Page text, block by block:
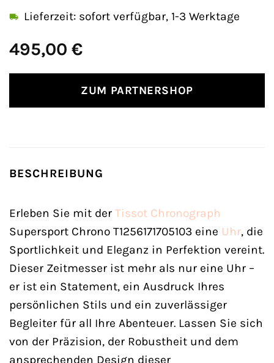
495,00 €
Lieferzeit: sofort verfügbar, 1-3 Werktage
ZUM PARTNERSHOP
BESCHREIBUNG
Erleben Sie mit der Tissot Chronograph
Supersport Chrono T1256171705103 eine Uhr, die
Sportlichkeit und Eleganz in Perfektion vereint.
Dieser Zeitmesser ist mehr als nur eine Uhr –
er ist ein Statement, ein Ausdruck Ihres
persönlichen Stils und ein zuverlässiger
Begleiter für all Ihre Abenteuer. Lassen Sie sich
von der Präzision, der Robustheit und dem
ansprechenden Design dieser